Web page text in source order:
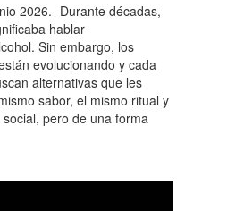
2026.- Durante décadas,
hablar
Sin embargo, los
evolucionando y cada
alternativas que les
sabor, el mismo ritual y
pero de una forma